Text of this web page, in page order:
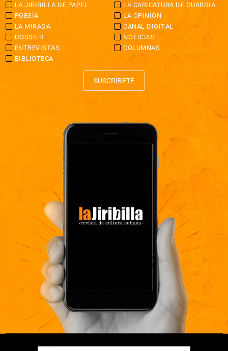
LA JIRIBILLA DE PAPEL
LA CARICATURA DE GUARDIA
POESÍA
LA OPINIÓN
LA MIRADA
CANAL DIGITAL
DOSSIER
NOTICIAS
ENTREVISTAS
COLUMNAS
BIBLIOTECA
SUSCRÍBETE